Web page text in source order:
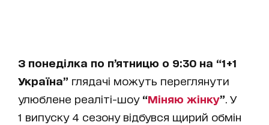
З понеділка по п’ятницю о 9:30 на “1+1
Україна” глядачі можуть переглянути
улюблене реаліті-шоу “Міняю жінку” . У
1 випуску 4 сезону відбувся щирий обмін